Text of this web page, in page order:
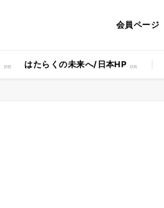
会員ページ
はたらくの未来へ/日本HP